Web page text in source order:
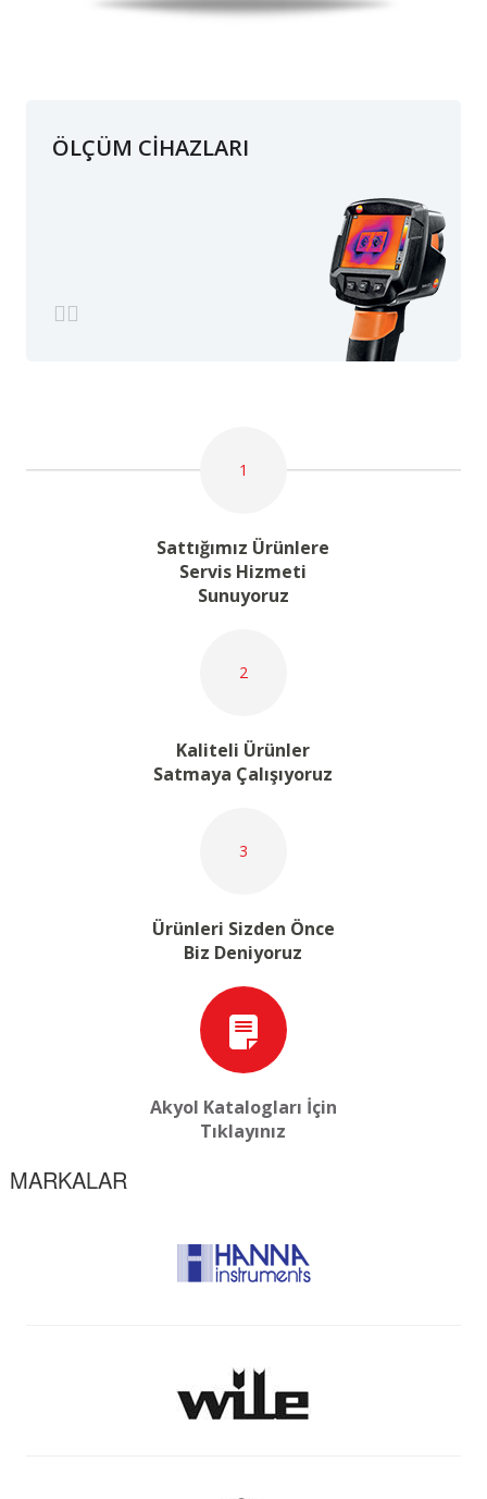
ÖLÇÜM CİHAZLARI
1
Sattığımız Ürünlere
Servis Hizmeti
Sunuyoruz
2
Kaliteli Ürünler
Satmaya Çalışıyoruz
3
Ürünleri Sizden Önce
Biz Deniyoruz
Akyol Katalogları İçin
Tıklayınız
MARKALAR